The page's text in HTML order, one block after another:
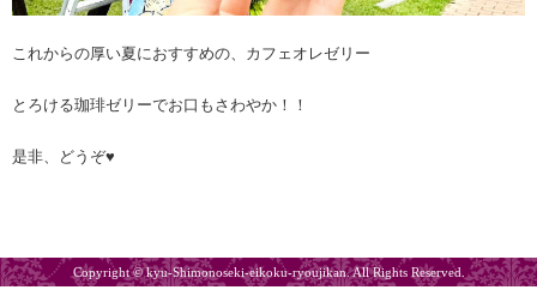
これからの厚い夏におすすめの、カフェオレゼリー
とろける珈琲ゼリーでお口もさわやか！！
是非、どうぞ♥
Copyright © kyu-Shimonoseki-eikoku-ryoujikan. All Rights Reserved.